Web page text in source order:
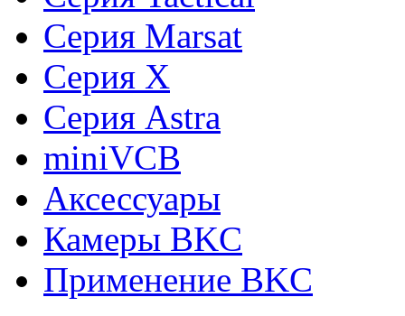
Серия Marsat
Cерия X
Cерия Astra
miniVCB
Аксессуары
Камеры BKC
Применение BKC